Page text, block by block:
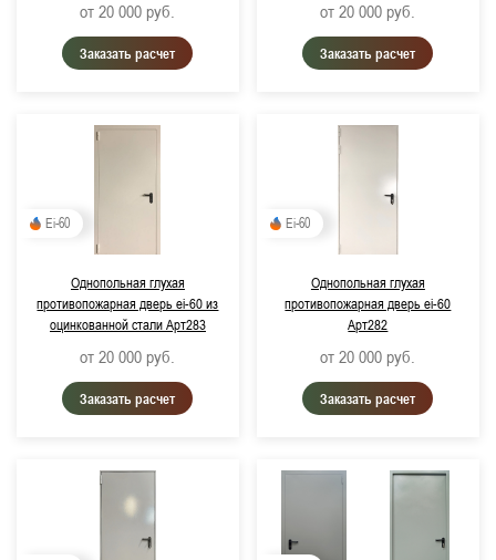
от 20 000 руб.
Заказать расчет
от 20 000 руб.
Заказать расчет
Ei-60
Однопольная глухая
противопожарная дверь ei-60 из
оцинкованной стали Арт283
от 20 000 руб.
Заказать расчет
Ei-60
Однопольная глухая
противопожарная дверь ei-60
Арт282
от 20 000 руб.
Заказать расчет